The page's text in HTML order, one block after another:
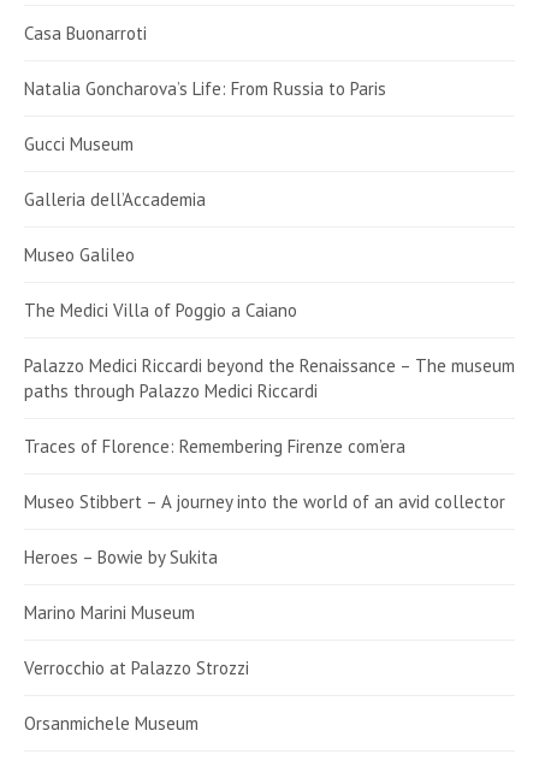
Casa Buonarroti
Natalia Goncharova’s Life: From Russia to Paris
Gucci Museum
Galleria dell’Accademia
Museo Galileo
The Medici Villa of Poggio a Caiano
Palazzo Medici Riccardi beyond the Renaissance – The museum
paths through Palazzo Medici Riccardi
Traces of Florence: Remembering Firenze com’era
Museo Stibbert – A journey into the world of an avid collector
Heroes – Bowie by Sukita
Marino Marini Museum
Verrocchio at Palazzo Strozzi
Orsanmichele Museum